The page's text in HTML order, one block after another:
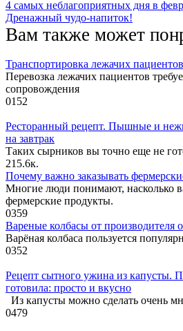
4 самых неблагоприятных дня в
Дренажный чудо-напиток!
Вам также может
Транспортировка лежачих пациентов
Перевозка лежачих пациентов
сопровождения
0152
Ресторанный рецепт. Пышные и
на завтрак
Таких сырников вы точно еще не
215.6к.
Почему важно заказывать
Многие люди понимают, насколько
фермерские продукты.
0359
Вареные колбасы от производителя
Варёная колбаса пользуется
0352
Рецепт сытного ужина из капусты.
готовила: просто и вкусно
Из капусты можно сделать очень
0479